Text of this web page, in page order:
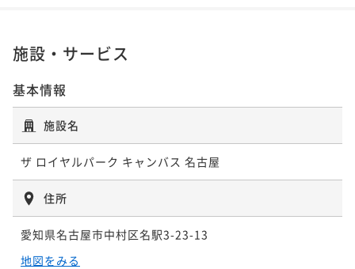
ポイントアップ
【連泊割引 CANVAS STAY】 ◆室料のみ◆
施設・サービス
基本情報
施設名
ザ ロイヤルパーク キャンバス 名古屋
住所
愛知県名古屋市中村区名駅3-23-13
地図をみる